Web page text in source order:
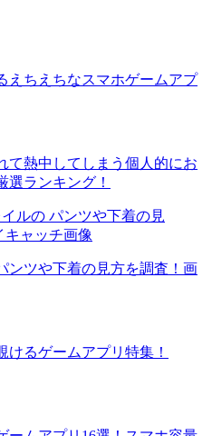
えちえちなスマホゲームアプ
て熱中してしまう個人的にお
選ランキング！
ンツや下着の見方を調査！画
けるゲームアプリ特集！